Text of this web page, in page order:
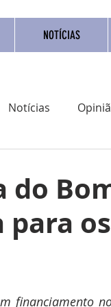
NOTÍCIAS
Notícias
livro Coluna
do
os
financiamento